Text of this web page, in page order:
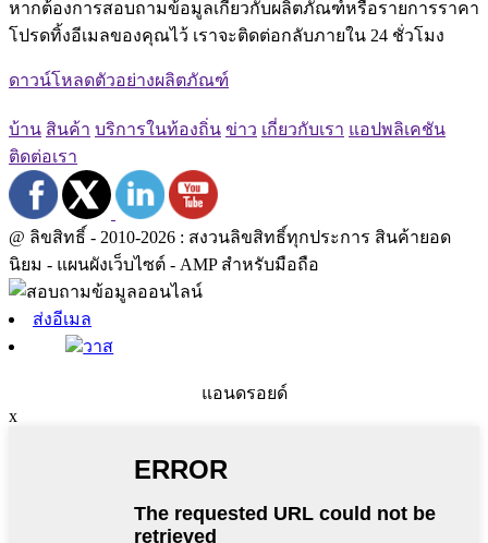
หากต้องการสอบถามข้อมูลเกี่ยวกับผลิตภัณฑ์หรือรายการราคา
โปรดทิ้งอีเมลของคุณไว้ เราจะติดต่อกลับภายใน 24 ชั่วโมง
ดาวน์โหลดตัวอย่างผลิตภัณฑ์
บ้าน สินค้า บริการในท้องถิ่น ข่าว เกี่ยวกับเรา แอปพลิเคชัน
ติดต่อเรา
@ ลิขสิทธิ์ - 2010-2026 : สงวนลิขสิทธิ์ทุกประการ สินค้ายอด
นิยม - แผนผังเว็บไซต์ - AMP สำหรับมือถือ
ส่งอีเมล
วาส
แอนดรอยด์
x